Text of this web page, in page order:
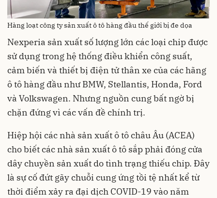
Hàng loạt công ty sản xuất ô tô hàng đầu thế giới bị đe dọa
Nexperia sản xuất số lượng lớn các loại chip được
sử dụng trong hệ thống điều khiển công suất,
cảm biến và thiết bị điện tử thân xe của các hãng
ô tô hàng đầu như BMW, Stellantis, Honda, Ford
và Volkswagen. Nhưng nguồn cung bất ngờ bị
chặn đứng vì các vấn đề chính trị.
Hiệp hội các nhà sản xuất ô tô châu Âu (ACEA)
cho biết các nhà sản xuất ô tô sắp phải đóng cửa
dây chuyền sản xuất do tình trạng thiếu chip. Đây
là sự cố đứt gãy chuỗi cung ứng tồi tệ nhất kể từ
thời điểm xảy ra đại dịch COVID-19 vào năm